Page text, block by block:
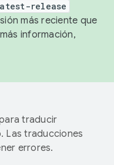
release
más reciente que
información,
traducir
Las traducciones
errores.